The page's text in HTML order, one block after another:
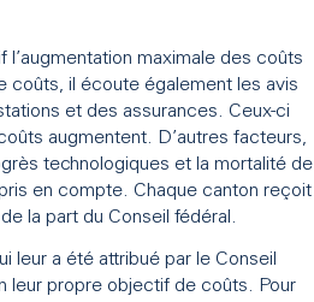
maximale des coûts
coûts, il écoute également les avis
et des assurances. Ceux-ci
augmentent. D’autres facteurs,
technologiques et la mortalité de
en compte. Chaque canton reçoit
la part du Conseil fédéral.
leur a été attribué par le Conseil
leur propre objectif de coûts. Pour